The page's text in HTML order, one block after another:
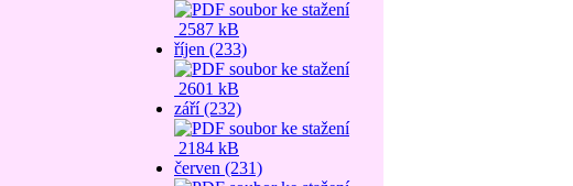
2587 kB
říjen (233)
2601 kB
září (232)
2184 kB
červen (231)